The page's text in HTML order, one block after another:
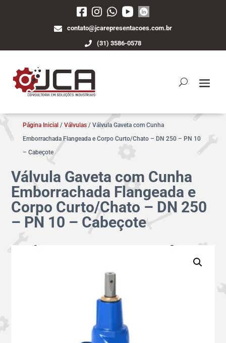
contato@jcarepresentacoes.com.br
(31) 3586-0578
Página Inicial / Válvulas/ Válvula Gaveta com Cunha
Emborrachada Flangeada e Corpo Curto/Chato – DN 250 – PN 10
– Cabeçote
Válvula Gaveta com Cunha
Emborrachada Flangeada e
Corpo Curto/Chato – DN 250
– PN 10 – Cabeçote